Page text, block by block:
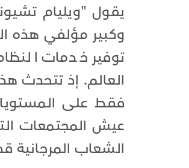
وكبير مؤلفي هذه
توفير خدمات
العالم. إذ تتحدث
فقط على
عيش المجتمعات
الشعاب المرجانية قد